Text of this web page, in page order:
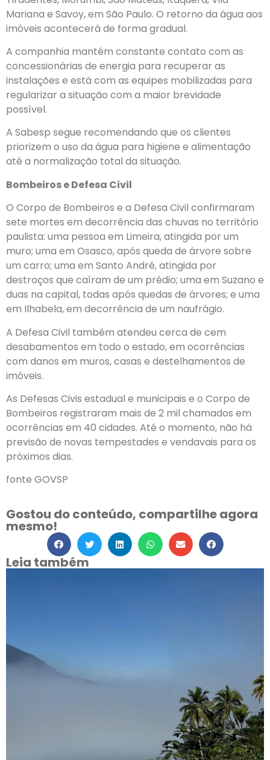
Mariana e Savoy, em São Paulo. O retorno da água aos
imóveis acontecerá de forma gradual.
A companhia mantém constante contato com as
concessionárias de energia para recuperar as
instalações e está com as equipes mobilizadas para
regularizar a situação com a maior brevidade
possível.
A Sabesp segue recomendando que os clientes
priorizem o uso da água para higiene e alimentação
até a normalização total da situação.
Bombeiros e Defesa Civil
O Corpo de Bombeiros e a Defesa Civil confirmaram
sete mortes em decorrência das chuvas no território
paulista: uma pessoa em Limeira, atingida por um
muro; uma em Osasco, após queda de árvore sobre
um carro; uma em Santo André, atingida por
destroços que caíram de um prédio; uma em Suzano e
duas na capital, todas após quedas de árvores; e uma
em Ilhabela, em decorrência de um naufrágio.
A Defesa Civil também atendeu cerca de cem
desabamentos em todo o estado, em ocorrências
com danos em muros, casas e destelhamentos de
imóveis.
As Defesas Civis estadual e municipais e o Corpo de
Bombeiros registraram mais de 2 mil chamados em
ocorrências em 40 cidades. Até o momento, não há
previsão de novas tempestades e vendavais para os
próximos dias.
fonte GOVSP
Gostou do conteúdo, compartilhe agora
mesmo!
Leia também